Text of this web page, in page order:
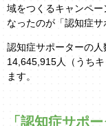
域をつくるキャンペ
なったのが「認知症サ
認知症サポーターの人
14,645,915人（うち
ます。
「認知症サポ